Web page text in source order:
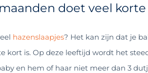
doet veel
hazenslaapjes? Het kan zijn dat je
kort is. Op deze leeftijd wordt het
en hem of haar niet meer dan 3